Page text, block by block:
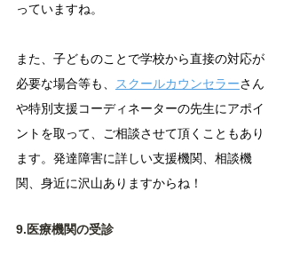
っていますね。
また、子どものことで学校から直接の対応が
必要な場合等も、
スクールカウンセラーさん
や特別支援コーディネーターの先生にアポイ
ントを取って、ご相談させて頂くこともあり
ます。発達障害に詳しい支援機関、相談機
関、身近に沢山ありますからね！
9.医療機関の受診